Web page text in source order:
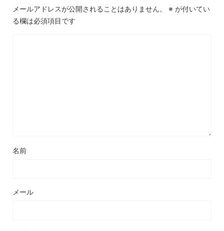
メールアドレスが公開されることはありません。 ※ が付いてい
る欄は必須項目です
名前
メール